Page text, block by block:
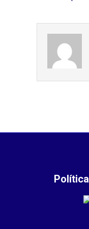
Política